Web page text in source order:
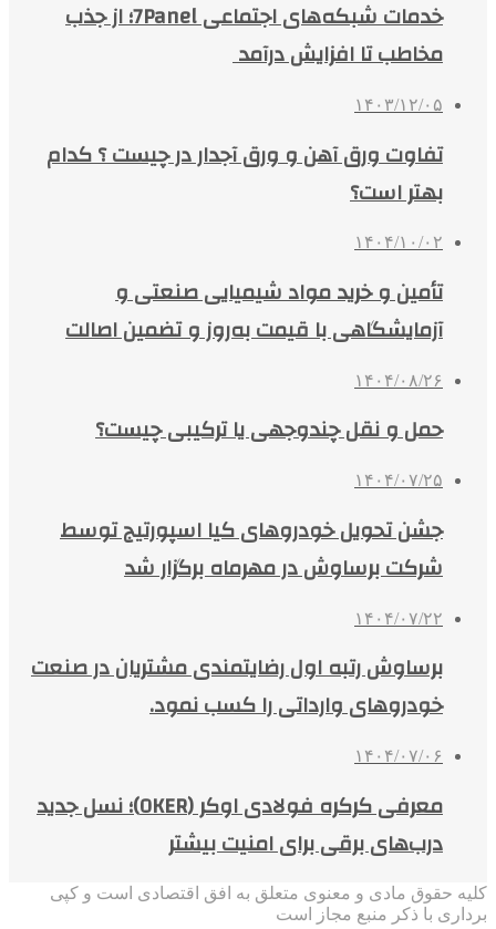
خدمات شبکه‌های اجتماعی 7Panel؛ از جذب
مخاطب تا افزایش درآمد
۱۴۰۳/۱۲/۰۵
تفاوت ورق آهن و ورق آجدار در چیست ؟ کدام
بهتر است؟
۱۴۰۴/۱۰/۰۲
تأمین و خرید مواد شیمیایی صنعتی و
آزمایشگاهی با قیمت به‌روز و تضمین اصالت
۱۴۰۴/۰۸/۲۶
حمل و نقل چندوجهی یا ترکیبی چیست؟
۱۴۰۴/۰۷/۲۵
جشن تحویل خودروهای کیا اسپورتیج توسط
شرکت برساوش در مهرماه برگزار شد
۱۴۰۴/۰۷/۲۲
برساوش رتبه اول رضایتمندی مشتریان در صنعت
خودروهای وارداتی را کسب نمود.
۱۴۰۴/۰۷/۰۶
معرفی کرکره فولادی اوکر (OKER)؛ نسل جدید
درب‌های برقی برای امنیت بیشتر
کلیه حقوق مادی و معنوی متعلق به افق اقتصادی است و کپی
برداری با ذکر منبع مجاز است